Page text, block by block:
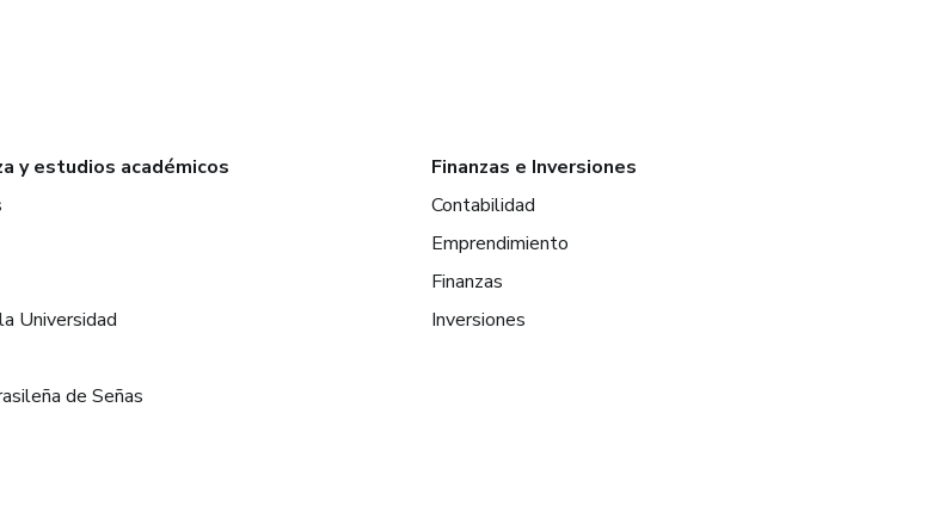
y estudios académicos
Universidad
de Señas
Finanzas e Inversiones
Contabilidad
Emprendimiento
Finanzas
Inversiones